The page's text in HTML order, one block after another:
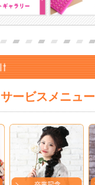
サービスメニュー